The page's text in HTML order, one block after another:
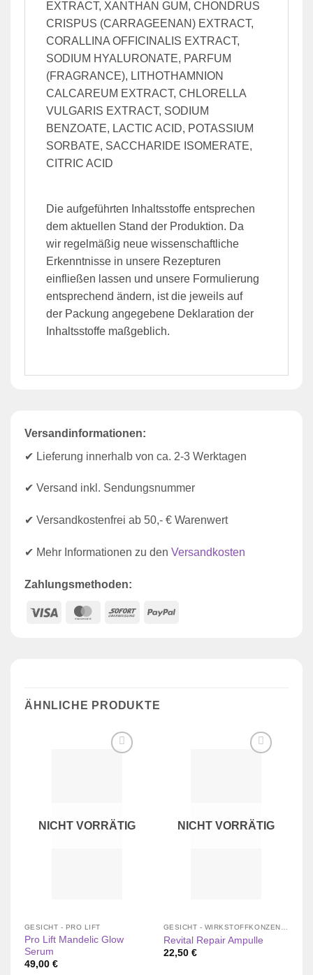
EXTRACT, XANTHAN GUM, CHONDRUS
CRISPUS (CARRAGEENAN) EXTRACT,
CORALLINA OFFICINALIS EXTRACT,
SODIUM HYALURONATE, PARFUM
(FRAGRANCE), LITHOTHAMNION
CALCAREUM EXTRACT, CHLORELLA
VULGARIS EXTRACT, SODIUM
BENZOATE, LACTIC ACID, POTASSIUM
SORBATE, SACCHARIDE ISOMERATE,
CITRIC ACID
Die aufgeführten Inhaltsstoffe entsprechen
dem aktuellen Stand der Produktion. Da
wir regelmäßig neue wissenschaftliche
Erkenntnisse in unsere Rezepturen
einfließen lassen und unsere Formulierung
entsprechend ändern, ist die jeweils auf
der Packung angegebene Deklaration der
Inhaltsstoffe maßgeblich.
Versandinformationen:
✔ Lieferung innerhalb von ca. 2-3 Werktagen
✔ Versand inkl. Sendungsnummer
✔ Versandkostenfrei ab 50,- € Warenwert
✔ Mehr Informationen zu den Versandkosten
Zahlungsmethoden:
Visa MasterCard
Sofort PayPal
ÄHNLICHE PRODUKTE
NICHT VORRÄTIG
GESICHT - PRO LIFT
Pro Lift Mandelic Glow
Serum
49,00 €
NICHT VORRÄTIG
GESICHT - WIRKSTOFFKONZENTRATE
Revital Repair Ampulle
22,50 €